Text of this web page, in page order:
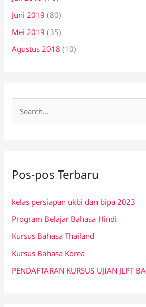
Juni 2019 (80)
Mei 2019 (35)
Agustus 2018 (10)
u
t
u
k
:
Pos-pos Terbaru
kelas persiapan ukbi dan bipa 2023
Program Belajar Bahasa Hindi
Kursus Bahasa Thailand
Kursus Bahasa Korea
PENDAFTARAN KURSUS UJIAN JLPT